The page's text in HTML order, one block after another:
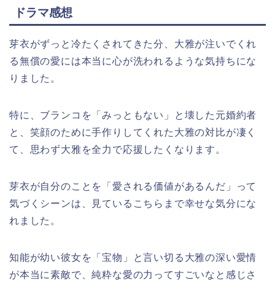
ドラマ感想
芽衣がずっと冷たくされてきた分、大雅が注いでくれ
る無償の愛には本当に心が洗われるような気持ちにな
りました。
特に、ブランコを「みっともない」と壊した元婚約者
と、笑顔のために手作りしてくれた大雅の対比が凄く
て、思わず大雅を全力で応援したくなります。
芽衣が自分のことを「愛される価値があるんだ」って
気づくシーンは、見ているこちらまで幸せな気分にな
れました。
知能が幼い彼女を「宝物」と言い切る大雅の深い愛情
が本当に素敵で、純粋な愛の力ってすごいなと感じさ